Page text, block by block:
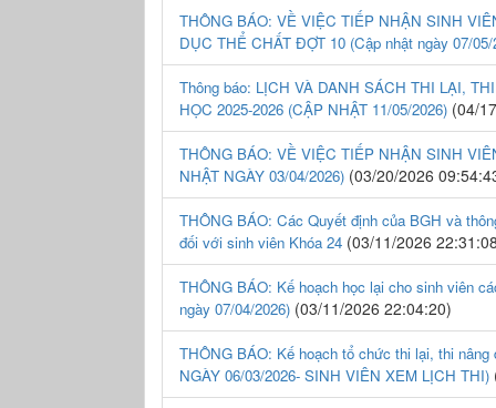
THÔNG BÁO: VỀ VIỆC TIẾP NHẬN SINH
DỤC THỂ CHẤT ĐỢT 10 (Cập nhật ngày 07/05/
Thông báo: LỊCH VÀ DANH SÁCH THI LẠI,
HỌC 2025-2026 (CẬP NHẬT 11/05/2026) (04/
THÔNG BÁO: VỀ VIỆC TIẾP NHẬN SINH
NHẬT NGÀY 03/04/2026) (03/20/2026
THÔNG BÁO: Các Quyết định của BGH và
đối với sinh viên Khóa 24 (03/11/2026
THÔNG BÁO: Kế hoạch học lại cho sinh viên
ngày 07/04/2026) (03/11/2026 22:04:20)
THÔNG BÁO: Kế hoạch tổ chức thi lại, thi
NGÀY 06/03/2026- SINH VIÊN XEM LỊCH THI)